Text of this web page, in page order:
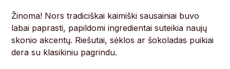
Žinoma! Nors tradiciškai kaimiški sausainiai buvo
labai paprasti, papildomi ingredientai suteikia naujų
skonio akcentų. Riešutai, sėklos ar šokoladas puikiai
dera su klasikiniu pagrindu.